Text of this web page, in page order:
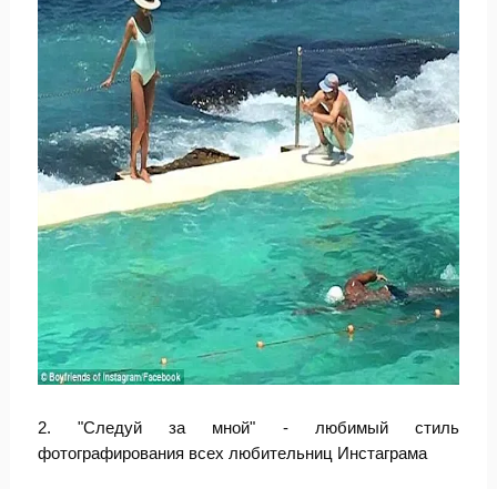
2. "Следуй за мной" - любимый стиль
фотографирования всех любительниц Инстаграма